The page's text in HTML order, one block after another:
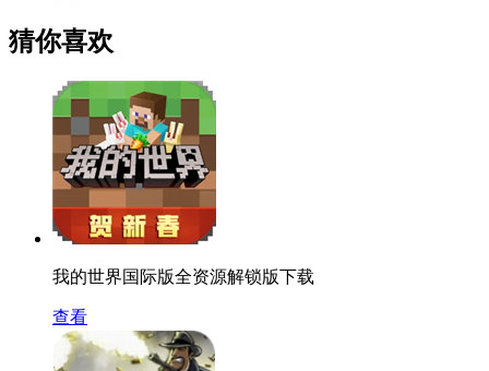
猜你喜欢
我的世界国际版全资源解锁版下载
查看